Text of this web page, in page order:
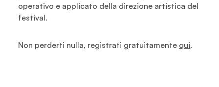
operativo e applicato della direzione artistica del
festival.
Non perderti nulla, registrati gratuitamente qui.